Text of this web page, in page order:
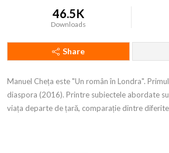
46.5K
Downloads
Share
Manuel Cheța este "Un român în Londra".
diaspora (2016). Printre subiectele abordate
viața departe de țară, comparație dintre